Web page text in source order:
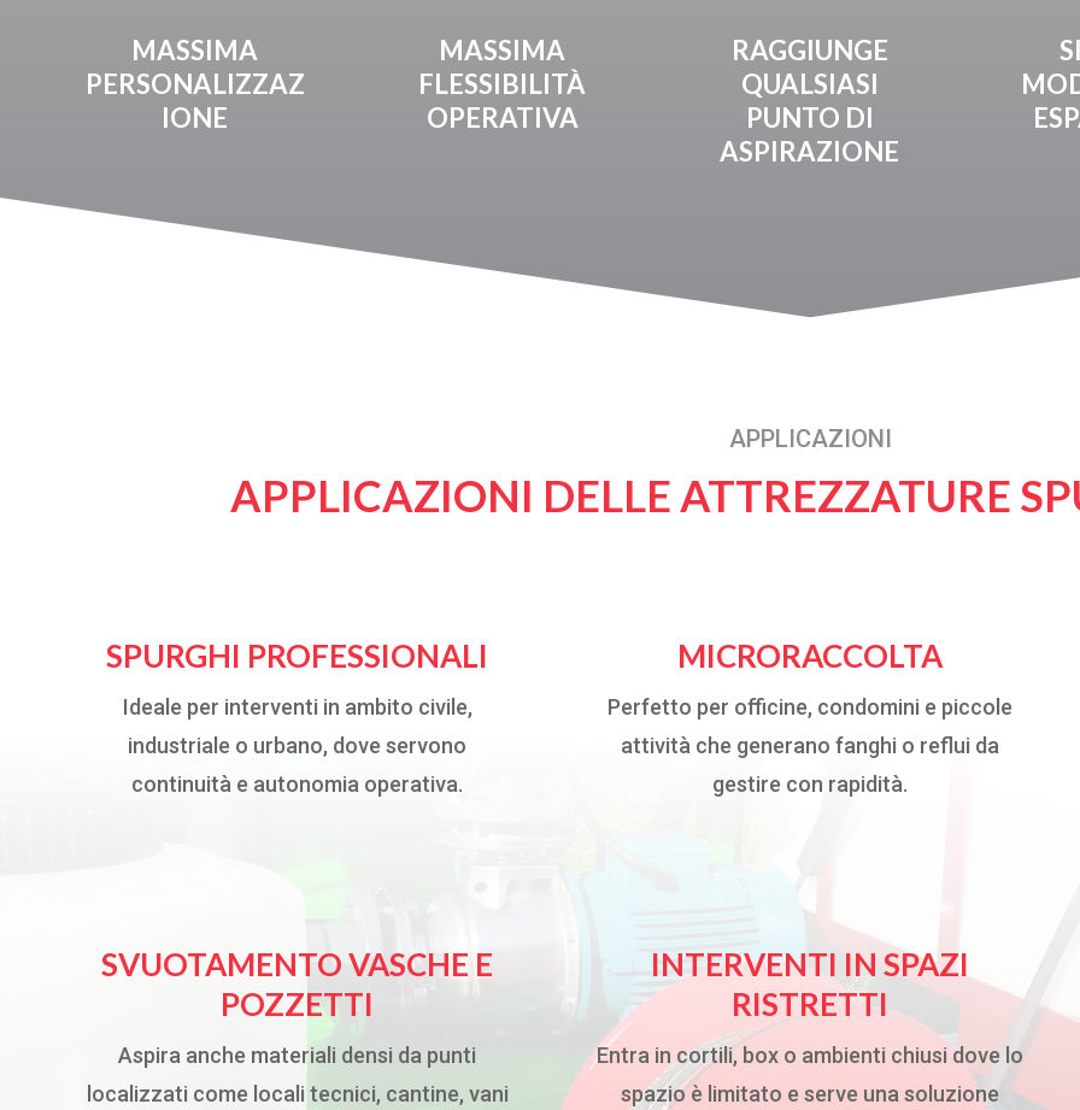
MASSIMA
PERSONALIZZAZ
IONE
MASSIMA
FLESSIBILITÀ
OPERATIVA
RAGGIUNGE
QUALSIASI
PUNTO DI
ASPIRAZIONE
APPLICAZIONI
APPLICAZIONI DELLE ATTREZZATURE
SPURGHI PROFESSIONALI
Ideale per interventi in ambito civile,
industriale o urbano, dove servono
continuità e autonomia operativa.
MICRORACCOLTA
Perfetto per officine, condomini e piccole
attività che generano fanghi o reflui da
gestire con rapidità.
SVUOTAMENTO VASCHE E
POZZETTI
Aspira anche materiali densi da punti
localizzati come locali tecnici, cantine, vani
INTERVENTI IN SPAZI
RISTRETTI
Entra in cortili, box o ambienti chiusi dove lo
spazio è limitato e serve una soluzione